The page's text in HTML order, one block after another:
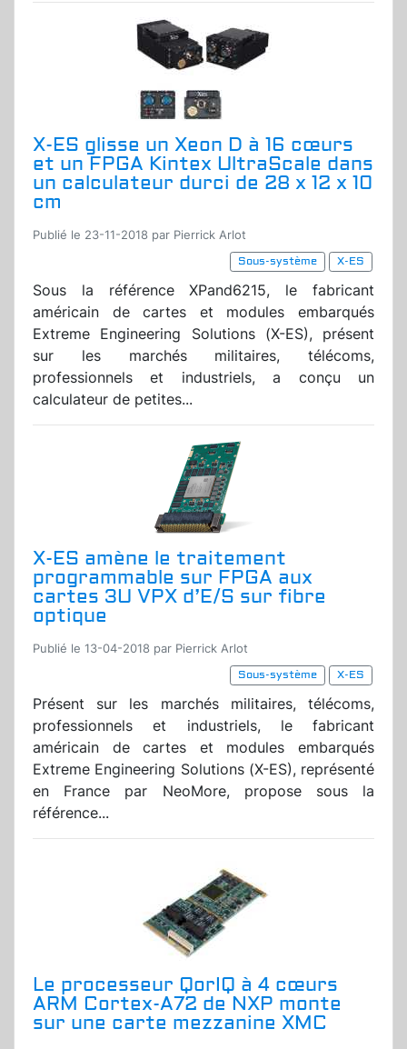
X-ES glisse un Xeon D à 16 cœurs
et un FPGA Kintex UltraScale dans
un calculateur durci de 28 x 12 x 10
cm
Publié le 23-11-2018 par Pierrick Arlot
Sous-système
X-ES
Sous la référence XPand6215, le fabricant
américain de cartes et modules embarqués
Extreme Engineering Solutions (X-ES), présent
sur les marchés militaires, télécoms,
professionnels et industriels, a conçu un
calculateur de petites...
X-ES amène le traitement
programmable sur FPGA aux
cartes 3U VPX d’E/S sur fibre
optique
Publié le 13-04-2018 par Pierrick Arlot
Sous-système
X-ES
Présent sur les marchés militaires, télécoms,
professionnels et industriels, le fabricant
américain de cartes et modules embarqués
Extreme Engineering Solutions (X-ES), représenté
en France par NeoMore, propose sous la
référence...
Le processeur QorIQ à 4 cœurs
ARM Cortex-A72 de NXP monte
sur une carte mezzanine XMC